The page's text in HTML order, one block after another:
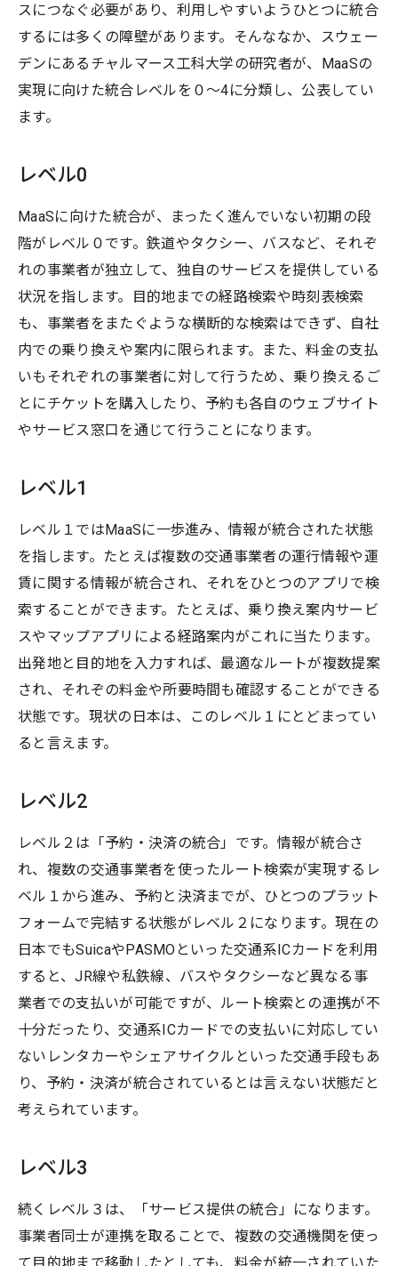
スにつなぐ必要があり、利用しやすいようひとつに統合
するには多くの障壁があります。そんななか、スウェー
デンにあるチャルマース工科大学の研究者が、MaaSの
実現に向けた統合レベルを０〜4に分類し、公表してい
ます。
レベル0
MaaSに向けた統合が、まったく進んでいない初期の段
階がレベル０です。鉄道やタクシー、バスなど、それぞ
れの事業者が独立して、独自のサービスを提供している
状況を指します。目的地までの経路検索や時刻表検索
も、事業者をまたぐような横断的な検索はできず、自社
内での乗り換えや案内に限られます。また、料金の支払
いもそれぞれの事業者に対して行うため、乗り換えるご
とにチケットを購入したり、予約も各自のウェブサイト
やサービス窓口を通じて行うことになります。
レベル1
レベル１ではMaaSに一歩進み、情報が統合された状態
を指します。たとえば複数の交通事業者の運行情報や運
賃に関する情報が統合され、それをひとつのアプリで検
索することができます。たとえば、乗り換え案内サービ
スやマップアプリによる経路案内がこれに当たります。
出発地と目的地を入力すれば、最適なルートが複数提案
され、それぞの料金や所要時間も確認することができる
状態です。現状の日本は、このレベル１にとどまってい
ると言えます。
レベル2
レベル２は「予約・決済の統合」です。情報が統合さ
れ、複数の交通事業者を使ったルート検索が実現するレ
ベル１から進み、予約と決済までが、ひとつのプラット
フォームで完結する状態がレベル２になります。現在の
日本でもSuicaやPASMOといった交通系ICカードを利用
すると、JR線や私鉄線、バスやタクシーなど異なる事
業者での支払いが可能ですが、ルート検索との連携が不
十分だったり、交通系ICカードでの支払いに対応してい
ないレンタカーやシェアサイクルといった交通手段もあ
り、予約・決済が統合されているとは言えない状態だと
考えられています。
レベル3
続くレベル３は、「サービス提供の統合」になります。
事業者同士が連携を取ることで、複数の交通機関を使っ
て目的地まで移動したとしても、料金が統一されていた